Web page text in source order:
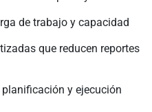
de trabajo y capacidad
que reducen reportes
y ejecución